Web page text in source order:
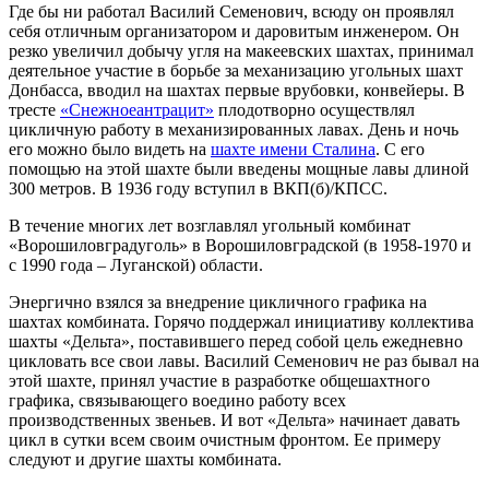
Где бы ни работал Василий Семенович, всюду он проявлял
себя отличным организатором и даровитым инженером. Он
резко увеличил добычу угля на макеевских шахтах, принимал
деятельное участие в борьбе за механизацию угольных шахт
Донбасса, вводил на шахтах первые врубовки, конвейеры. В
тресте «Снежноеантрацит» плодотворно осуществлял
цикличную работу в механизированных лавах. День и ночь
его можно было видеть на шахте имени Сталина. С его
помощью на этой шахте были введены мощные лавы длиной
300 метров. В 1936 году вступил в ВКП(б)/КПСС.
В течение многих лет возглавлял угольный комбинат
«Ворошиловградуголь» в Ворошиловградской (в 1958-1970 и
с 1990 года – Луганской) области.
Энергично взялся за внедрение цикличного графика на
шахтах комбината. Горячо поддержал инициативу коллектива
шахты «Дельта», поставившего перед собой цель ежедневно
цикловать все свои лавы. Василий Семенович не раз бывал на
этой шахте, принял участие в разработке общешахтного
графика, связывающего воедино работу всех
производственных звеньев. И вот «Дельта» начинает давать
цикл в сутки всем своим очистным фронтом. Ее примеру
следуют и другие шахты комбината.